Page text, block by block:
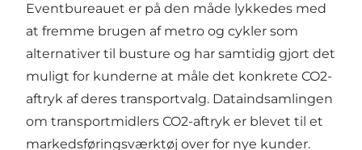
Eventbureauet er på den måde lykkedes med
at fremme brugen af metro og cykler som
alternativer til busture og har samtidig gjort det
muligt for kunderne at måle det konkrete CO2-
aftryk af deres transportvalg. Dataindsamlingen
om transportmidlers CO2-aftryk er blevet til et
markedsføringsværktøj over for nye kunder.